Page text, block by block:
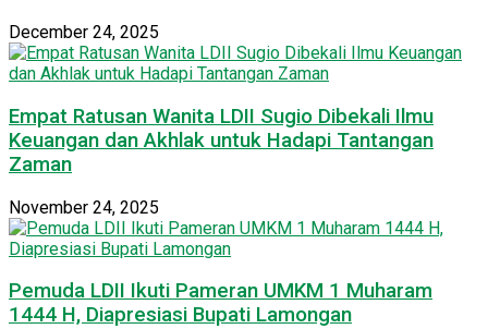
December 24, 2025
Empat Ratusan Wanita LDII Sugio Dibekali Ilmu
Keuangan dan Akhlak untuk Hadapi Tantangan
Zaman
November 24, 2025
Pemuda LDII Ikuti Pameran UMKM 1 Muharam
1444 H, Diapresiasi Bupati Lamongan